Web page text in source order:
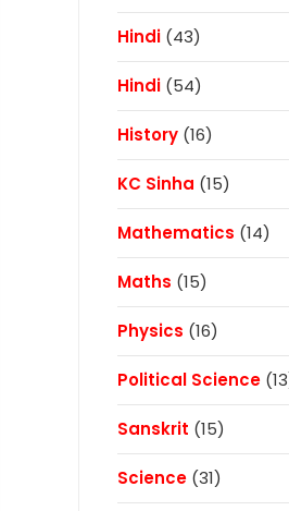
Hindi(43)
Hindi(54)
History(16)
KC Sinha (15)
Mathematics (14)
Maths (15)
Physics (16)
Political Science
Sanskrit (15)
Science(31)